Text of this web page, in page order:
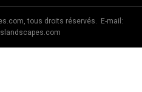
tous droits réservés. E-mail: